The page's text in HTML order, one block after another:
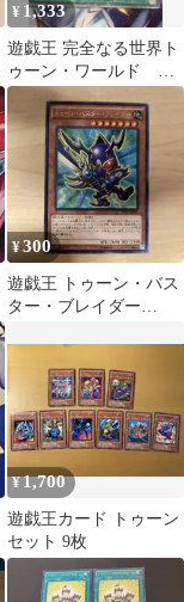
¥ 1,333
遊戯王 完全なる世界ト
ゥーン・ワールド シ
ク
¥300
遊戯王 トゥーン・バス
ター・ブレイダー
¥1,700
遊戯王カード トゥーン
セット 9枚